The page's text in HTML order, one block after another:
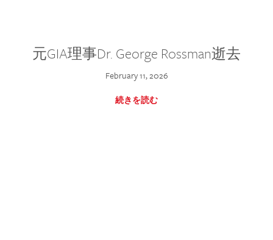
元GIA理事Dr. George Rossman逝去
February 11, 2026
続きを読む